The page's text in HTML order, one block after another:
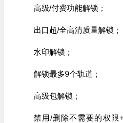
高级/付费功能解锁；
出口超/全高清质量解锁；
水印解锁；
解锁最多9个轨道；
高级包解锁；
禁用/删除不需要的权限